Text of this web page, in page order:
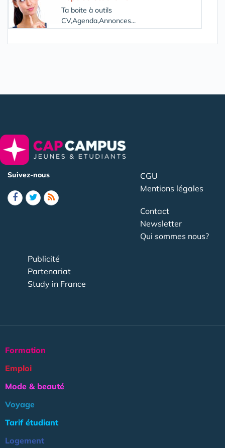
Ta boite à outils
CV,Agenda,Annonces...
Suivez-nous
CGU
Mentions légales
Contact
Newsletter
Qui sommes nous?
Publicité
Partenariat
Study in France
Formation
Emploi
Mode & beauté
Voyage
Tarif étudiant
Logement